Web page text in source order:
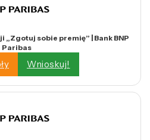
„Zgotuj sobie premię” | Bank BNP
Paribas
Wnioskuj!